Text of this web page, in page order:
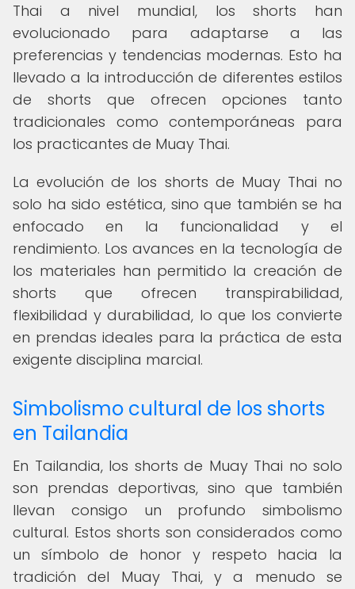
Thai a nivel mundial, los shorts han
evolucionado para adaptarse a las
preferencias y tendencias modernas. Esto ha
llevado a la introducción de diferentes estilos
de shorts que ofrecen opciones tanto
tradicionales como contemporáneas para
los practicantes de Muay Thai.
La evolución de los shorts de Muay Thai no
solo ha sido estética, sino que también se ha
enfocado en la funcionalidad y el
rendimiento. Los avances en la tecnología de
los materiales han permitido la creación de
shorts que ofrecen transpirabilidad,
flexibilidad y durabilidad, lo que los convierte
en prendas ideales para la práctica de esta
exigente disciplina marcial.
Simbolismo cultural de los shorts
en Tailandia
En Tailandia, los shorts de Muay Thai no solo
son prendas deportivas, sino que también
llevan consigo un profundo simbolismo
cultural. Estos shorts son considerados como
un símbolo de honor y respeto hacia la
tradición del Muay Thai, y a menudo se